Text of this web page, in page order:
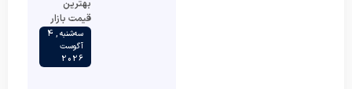
بهترین
قیمت بازار
سه‌شنبه , 4
آگوست
2026